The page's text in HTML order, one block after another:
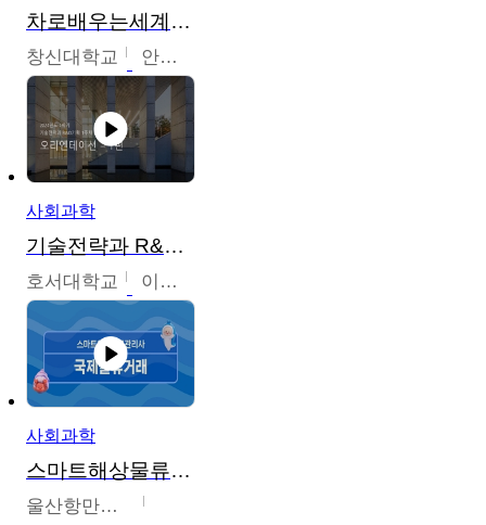
차로배우는세계문화
창신대학교 안소영
사회과학
기술전략과 R&D기획
호서대학교 이원희
사회과학
스마트해상물류관리사 교육과정
울산항만공사